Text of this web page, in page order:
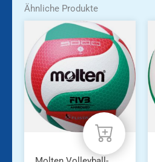
Ähnliche Produkte